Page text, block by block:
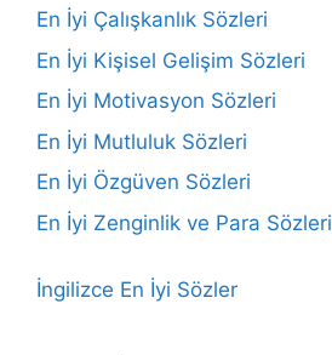
En İyi Çalışkanlık Sözleri
En İyi Kişisel Gelişim Sözleri
En İyi Motivasyon Sözleri
En İyi Mutluluk Sözleri
En İyi Özgüven Sözleri
En İyi Zenginlik ve Para Sözleri
İngilizce En İyi Sözler